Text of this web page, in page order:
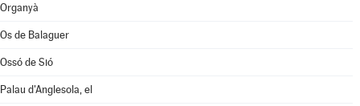
Organyà
Os de Balaguer
Ossó de Sió
Palau d'Anglesola, el